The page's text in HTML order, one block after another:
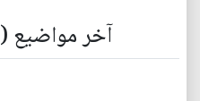
آخر مواضيع (